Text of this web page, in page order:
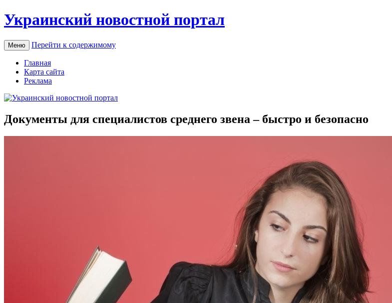
Украинский новостной портал
Меню Перейти к содержимому
Главная
Карта сайта
Реклама
Документы для специалистов среднего звена – быстро и безопасно